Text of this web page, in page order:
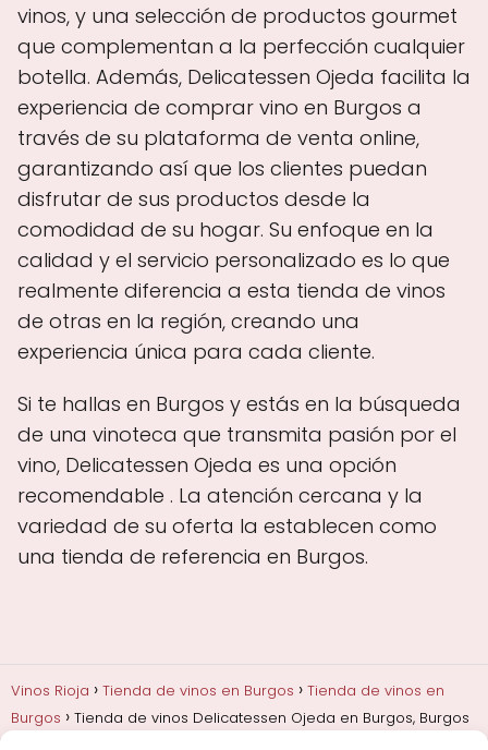
vinos, y una selección de productos gourmet
que complementan a la perfección cualquier
botella. Además, Delicatessen Ojeda facilita la
experiencia de comprar vino en Burgos a
través de su plataforma de venta online,
garantizando así que los clientes puedan
disfrutar de sus productos desde la
comodidad de su hogar. Su enfoque en la
calidad y el servicio personalizado es lo que
realmente diferencia a esta tienda de vinos
de otras en la región, creando una
experiencia única para cada cliente.
Si te hallas en Burgos y estás en la búsqueda
de una vinoteca que transmita pasión por el
vino, Delicatessen Ojeda es una opción
recomendable . La atención cercana y la
variedad de su oferta la establecen como
una tienda de referencia en Burgos.
Vinos Rioja Tienda de vinos en Burgos
Tienda de vinos en
Burgos
Tienda de vinos Delicatessen Ojeda en Burgos, Burgos